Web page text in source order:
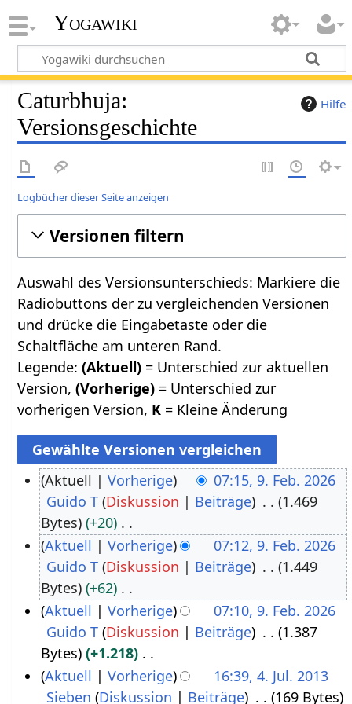
Yogawiki
Hilfe
Caturbhuja:
Versionsgeschichte
Logbücher dieser Seite anzeigen
Versionen filtern
Auswahl des Versionsunterschieds: Markiere die
Radiobuttons der zu vergleichenden Versionen
und drücke die Eingabetaste oder die
Schaltfläche am unteren Rand.
Legende:(Aktuell) = Unterschied zur aktuellen
Version,(Vorherige) = Unterschied zur
vorherigen Version, K = Kleine Änderung
F
Aktuell Vorherige
07:15, 9. Feb. 2026
Guido T Diskussion Beiträge
1.469
Bytes
+20
K
e
i
n
B
e
a
Aktuell Vorherige
07:12, 9. Feb. 2026
Guido T Diskussion Beiträge
1.449
Bytes
+62
K
i
n
Aktuell Vorherige
07:10, 9. Feb. 2026
Guido T Diskussion Beiträge
1.387
Bytes
+1.218
KAktuell Vorherige
16:39, 4. Jul. 2013
Sieben Diskussion Beiträge 169 Bytes